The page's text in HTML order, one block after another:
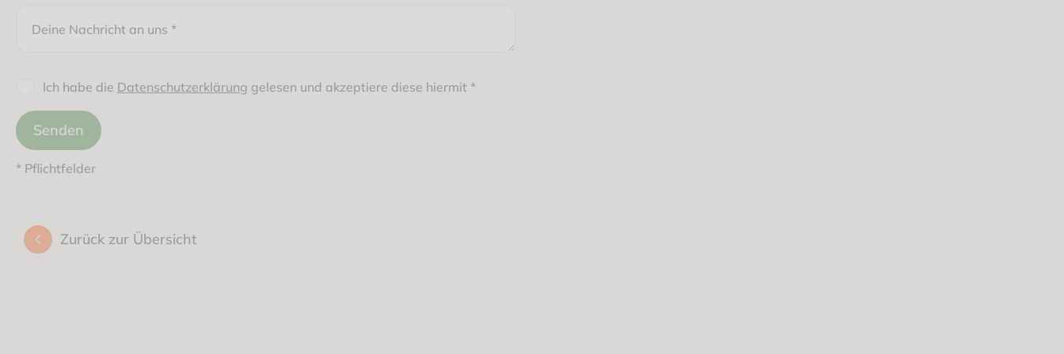
Deine Nachricht an uns *
Ich habe die Datenschutzerklärung gelesen und akzeptiere diese hiermit *
Senden
* Pflichtfelder
Zurück zur Übersicht